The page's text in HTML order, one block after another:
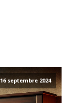
16 septembre 2024